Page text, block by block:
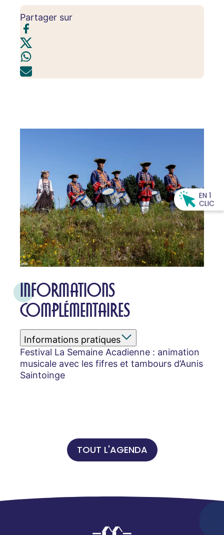
Partager sur
INFORMATIONS
COMPLÉMENTAIRES
Informations pratiques
Festival La Semaine Acadienne : animation
musicale avec les fifres et tambours d’Aunis
Saintoinge
TOUT L'AGENDA
EN 1
CLIC